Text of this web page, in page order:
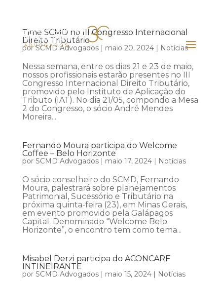
Time SCMD no III Congresso Internacional
Direito Tributário
porSCMD Advogados| maio 20, 2024| Notícias
Nessa semana, entre os dias 21 e 23 de maio,
nossos profissionais estarão presentes no III
Congresso Internacional Direito Tributário,
promovido pelo Instituto de Aplicação do
Tributo (IAT). No dia 21/05, compondo a Mesa
2 do Congresso, o sócio André Mendes
Moreira...
Fernando Moura participa do Welcome
Coffee – Belo Horizonte
por SCMD Advogados| maio 17, 2024| Notícias
O sócio conselheiro do SCMD, Fernando
Moura, palestrará sobre planejamentos
Patrimonial, Sucessório e Tributário na
próxima quinta-feira (23), em Minas Gerais,
em evento promovido pela Galápagos
Capital. Denominado “Welcome Belo
Horizonte”, o encontro tem como tema...
Misabel Derzi participa do ACONCARF
INTINEIRANTE
por SCMD Advogados| maio 15, 2024| Notícias